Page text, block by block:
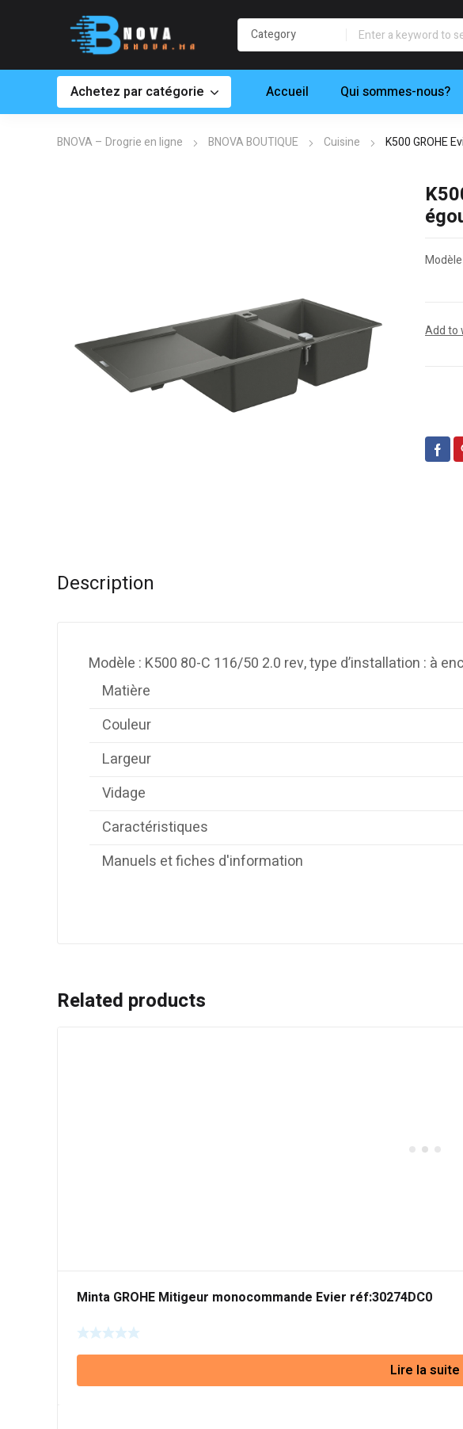
Achetez par catégorie Accueil Qui sommes-nous?
BNOVA – Drogrie en ligne BNOVA BOUTIQUE Cuisine K500 GROHE
Add to
Description
Modèle : K500 80-C 116/50 2.0 rev, type d’installation : à
Matière
Couleur
Largeur
Vidage
Caractéristiques
Manuels et fiches d'information
Related products
Minta GROHE Mitigeur monocommande Evier réf:30274DC0
Lire la suite